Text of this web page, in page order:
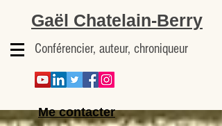
Gaël Chatelain-Berry
Conférencier, auteur, chroniqueur
Me contacter